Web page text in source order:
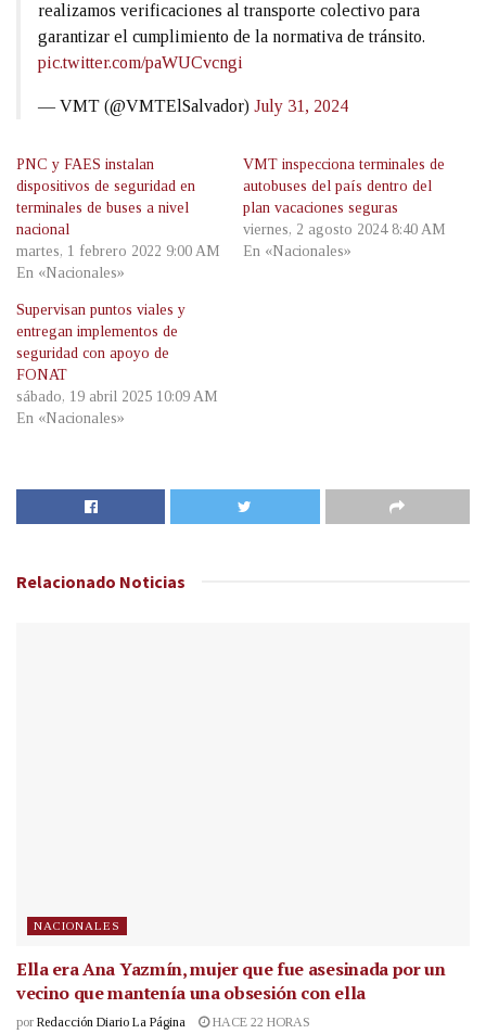
realizamos verificaciones al transporte colectivo para
garantizar el cumplimiento de la normativa de tránsito.
pic.twitter.com/paWUCvcngi
— VMT (@VMTElSalvador) July 31, 2024
PNC y FAES instalan
dispositivos de seguridad en
terminales de buses a nivel
nacional
martes, 1 febrero 2022 9:00 AM
En «Nacionales»
VMT inspecciona terminales de
autobuses del país dentro del
plan vacaciones seguras
viernes, 2 agosto 2024 8:40 AM
En «Nacionales»
Supervisan puntos viales y
entregan implementos de
seguridad con apoyo de
FONAT
sábado, 19 abril 2025 10:09 AM
En «Nacionales»
Relacionado Noticias
NACIONALES
Ella era Ana Yazmín, mujer que fue asesinada por un
vecino que mantenía una obsesión con ella
por Redacción Diario La Página HACE 22 HORAS